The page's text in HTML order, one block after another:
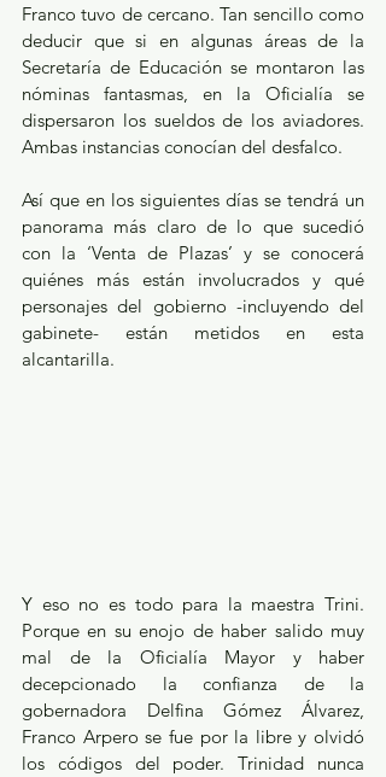
Franco tuvo de cercano. Tan sencillo como
deducir que si en algunas áreas de la
Secretaría de Educación se montaron las
nóminas fantasmas, en la Oficialía se
dispersaron los sueldos de los aviadores.
Ambas instancias conocían del desfalco.
Así que en los siguientes días se tendrá un
panorama más claro de lo que sucedió
con la ‘Venta de Plazas’ y se conocerá
quiénes más están involucrados y qué
personajes del gobierno -incluyendo del
gabinete- están metidos en esta
alcantarilla.
Y eso no es todo para la maestra Trini.
Porque en su enojo de haber salido muy
mal de la Oficialía Mayor y haber
decepcionado la confianza de la
gobernadora Delfina Gómez Álvarez,
Franco Arpero se fue por la libre y olvidó
los códigos del poder. Trinidad nunca